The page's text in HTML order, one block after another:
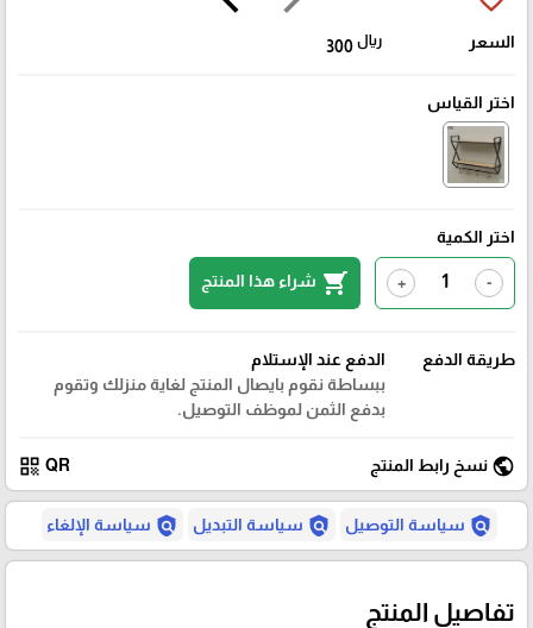
السعر 300 ريال
اختر القياس
اختر الكمية
-
+
shopping_cart شراء هذا المنتج
طريقة الدفع
الدفع عند الإستلام
ببساطة نقوم بايصال المنتج لغاية منزلك وتقوم
بدفع الثمن لموظف التوصيل.
public نسخ رابط المنتج QR
qr_code
policy سياسة التوصيل policy سياسة التبديل policy سياسة الإلغاء
تفاصيل المنتج